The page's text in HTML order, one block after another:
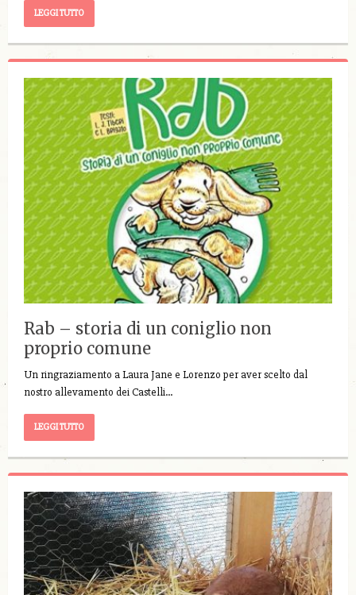
LEGGI TUTTO
Rab – storia di un coniglio non
proprio comune
Un ringraziamento a Laura Jane e Lorenzo per aver scelto dal
nostro allevamento dei Castelli…
LEGGI TUTTO